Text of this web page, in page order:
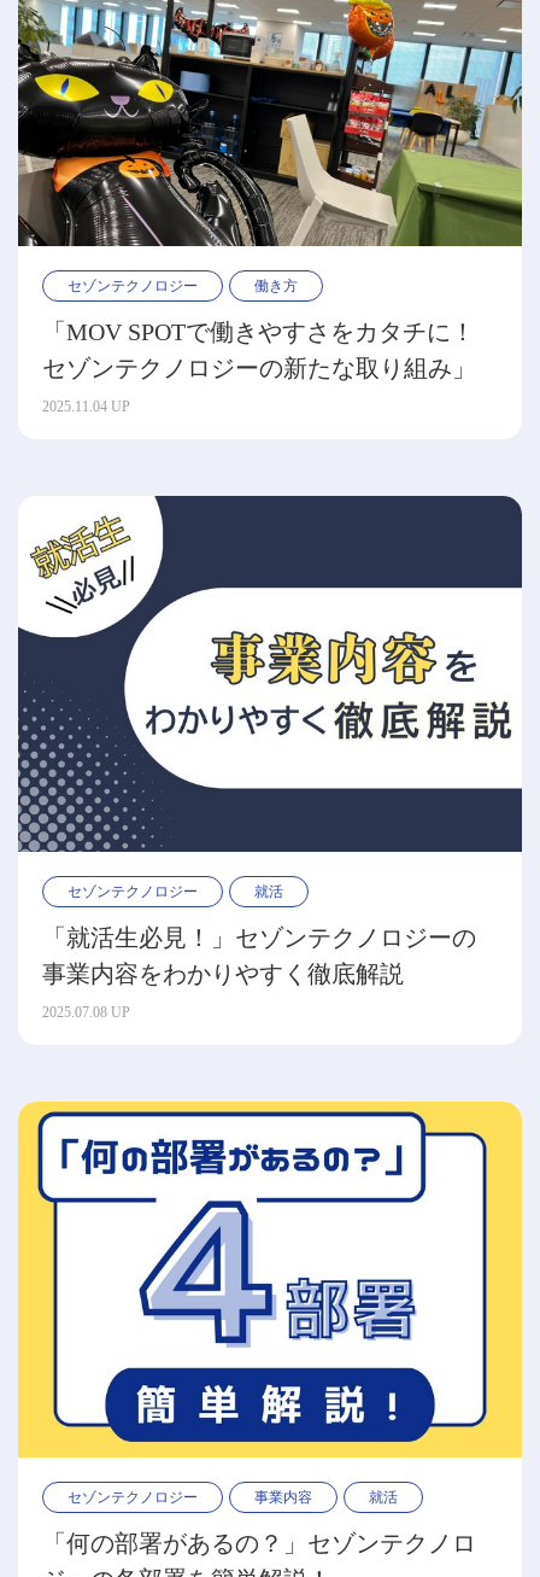
セゾンテクノロジー 働き方
「MOV SPOTで働きやすさをカタチに！
セゾンテクノロジーの新たな取り組み」
2025.11.04 UP
セゾンテクノロジー 就活
「就活生必見！」セゾンテクノロジーの
事業内容をわかりやすく徹底解説
2025.07.08 UP
セゾンテクノロジー 事業内容 就活
「何の部署があるの？」セゾンテクノロ